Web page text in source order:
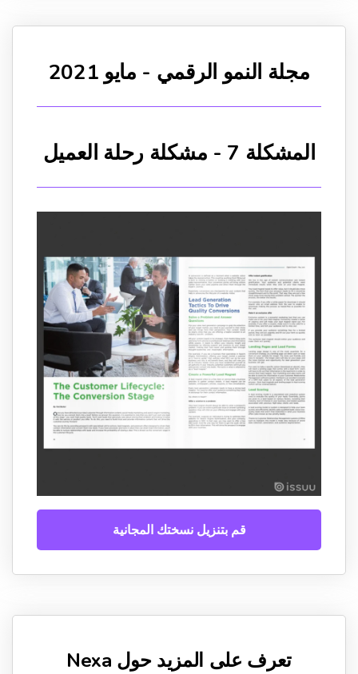
مجلة النمو الرقمي - مايو 2021
المشكلة 7 - مشكلة رحلة العميل
قم بتنزيل نسختك المجانية
تعرف على المزيد حول Nexa